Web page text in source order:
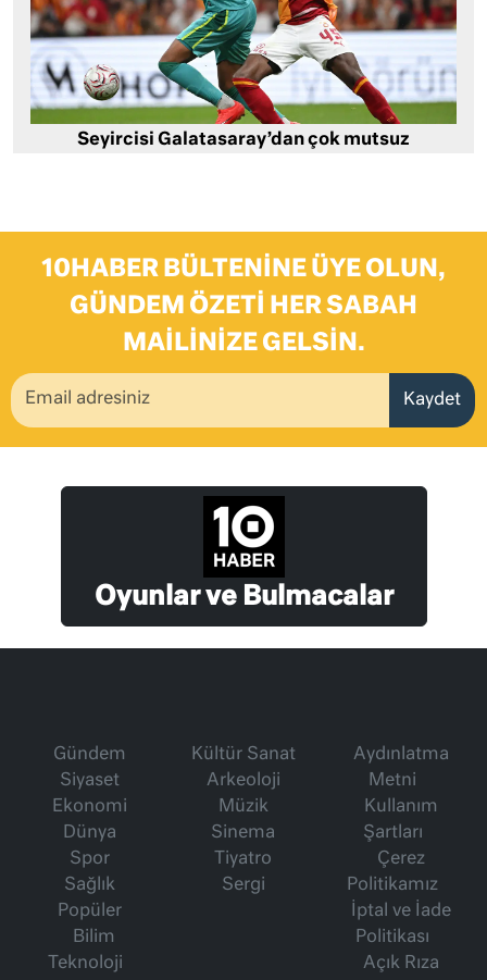
Seyircisi Galatasaray’dan çok mutsuz
10HABER BÜLTENINE ÜYE OLUN,
GÜNDEM ÖZETI HER SABAH
MAILINIZE GELSIN.
Kaydet
Oyunlar ve Bulmacalar
Gündem
Siyaset
Ekonomi
Dünya
Spor
Sağlık
Popüler
Bilim
Teknoloji
Kültür Sanat
Arkeoloji
Müzik
Sinema
Tiyatro
Sergi
Aydınlatma
Metni
Kullanım
Şartları
Çerez
Politikamız
İptal ve İade
Politikası
Açık Rıza